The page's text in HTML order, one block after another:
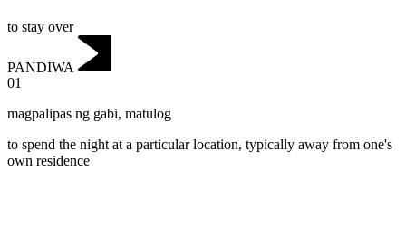
to stay over
PANDIWA
01
magpalipas ng gabi, matulog
to spend the night at a particular location, typically away from one's
own residence